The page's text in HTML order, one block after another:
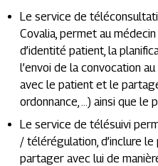
Le service de
Covalia, permet au
d’identité patient, la
l’envoi de la convocation
avec le patient et le
ordonnance, …) ainsi que le
Le service de télésuivi
/ télérégulation, d’inclure le
partager avec lui de